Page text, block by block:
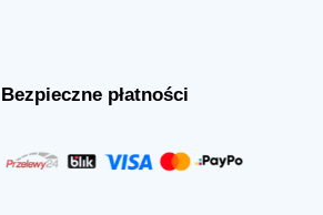
Bezpieczne płatności